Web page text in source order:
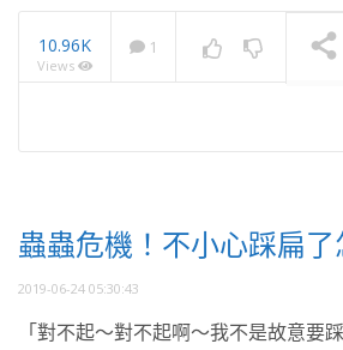
學佛
麼越
10.96K
Views
1
蟲蟲危機！不小心踩扁了
2019-06-24 05:30:43
「對不起～對不起啊～我不是故意要